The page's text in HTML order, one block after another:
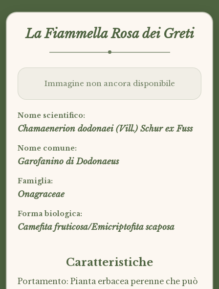
La Fiammella Rosa dei Greti
Immagine non ancora disponibile
Nome scientifico:
Chamaenerion dodonaei (Vill.) Schur ex Fuss
Nome comune:
Garofanino di Dodonaeus
Famiglia:
Onagraceae
Forma biologica:
Camefita fruticosa/Emicriptofita scaposa
Caratteristiche
Portamento: Pianta erbacea perenne che può